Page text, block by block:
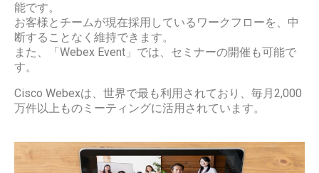
能です。
お客様とチームが現在採用しているワークフローを、中
断することなく維持できます。
また、「Webex Event」では、セミナーの開催も可能で
す。
Cisco Webexは、世界で最も利用されており、毎月2,000
万件以上ものミーティングに活用されています。